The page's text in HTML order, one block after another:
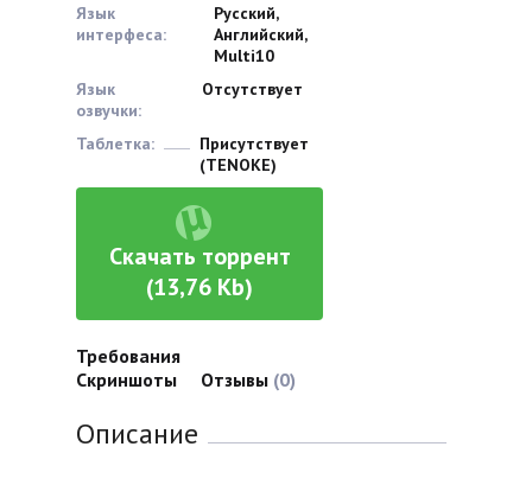
Язык
интерфеса:
Русский,
Английский,
Multi10
Язык
озвучки:
Отсутствует
Таблетка:
Присутствует
(TENOKE)
Скачать торрент
(13,76 Kb)
Требования
Скриншоты
Отзывы (0)
Описание